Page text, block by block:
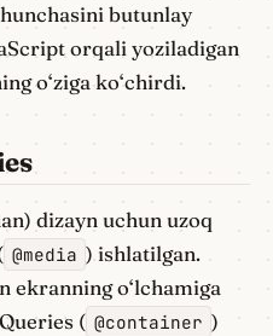
butunlay
orqali yoziladigan
o‘ziga ko‘chirdi.
dizayn uchun uzoq
@media ) ishlatilgan.
ekranning o‘lchamiga
( @container )